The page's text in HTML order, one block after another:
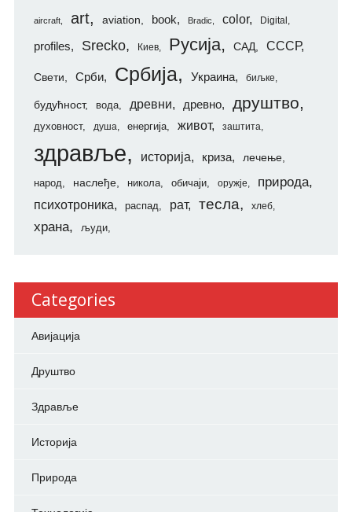
aircraft art aviation book Bradic color Digital
profiles Srecko Киев Русија САД СССР
Свети Срби Србија Украина биљке
будућност вода древни древно друштво
духовност душа енергија живот заштита
здравље историја криза лечење
народ наслеђе никола обичаји оружје природа
психотроника распад рат тесла хлеб
храна људи
Categories
Авијација
Друштво
Здравље
Историја
Природа